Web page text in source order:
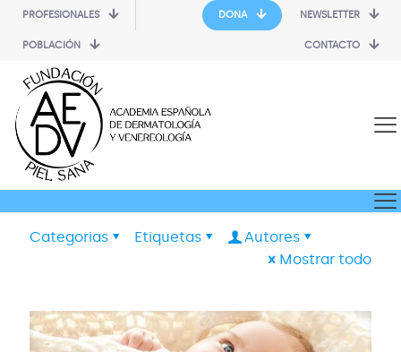
PROFESIONALES
POBLACIÓN
DONA NEWSLETTER
CONTACTO
Categorias Etiquetas
Autores
Mostrar todo